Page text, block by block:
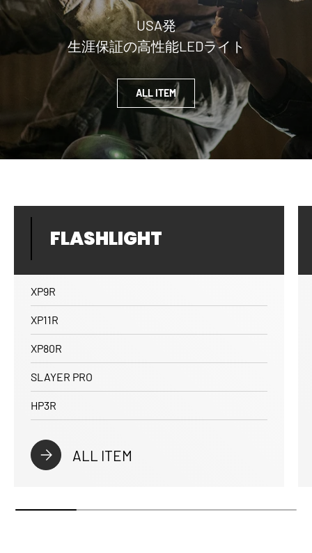
USA発
生涯保証の高性能LEDライト
ALL ITEM
FLASHLIGHT
XP9R
XP11R
XP80R
SLAYER PRO
HP3R
ALL ITEM